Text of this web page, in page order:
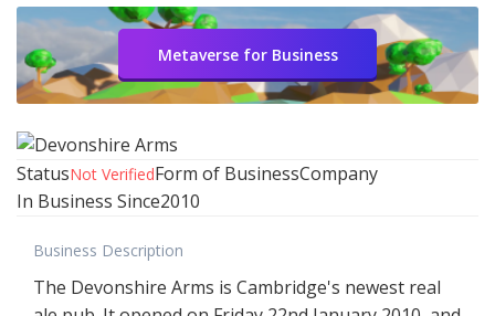
Metaverse for Business
StatusNot VerifiedForm of BusinessCompany
In Business Since2010
Business Description
The Devonshire Arms is Cambridge's newest real